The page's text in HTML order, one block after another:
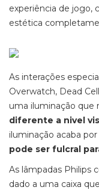
experiência de jogo,
estética
As interações
Overwatch, Dead
uma iluminação que
diferente a nivel
iluminação acaba
pode ser fulcral
As lâmpadas Philips
dado a uma caixa